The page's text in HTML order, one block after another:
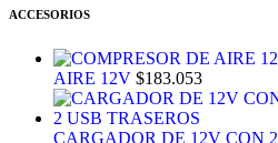
ACCESORIOS
AIRE 12V $183.053
CARGADOR DE 12V CON